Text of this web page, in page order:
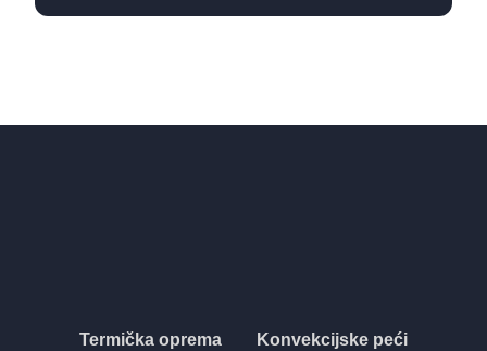
Termička oprema Konvekcijske peći